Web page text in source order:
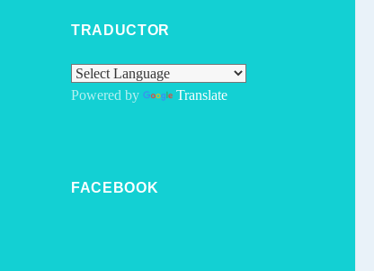
TRADUCTOR
Powered by Translate
FACEBOOK